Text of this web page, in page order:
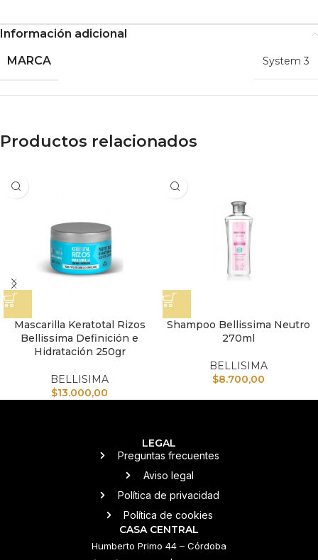
Información adicional
MARCA
System 3
Productos relacionados
Mascarilla Keratotal Rizos
Bellissima Definición e
Hidratación 250gr
BELLISIMA
$13.000,00
Shampoo Bellissima Neutro
270ml
BELLISIMA
$8.700,00
LEGAL
Preguntas frecuentes
Aviso legal
Política de privacidad
Política de cookies
CASA CENTRAL
Humberto Primo 44 – Córdoba